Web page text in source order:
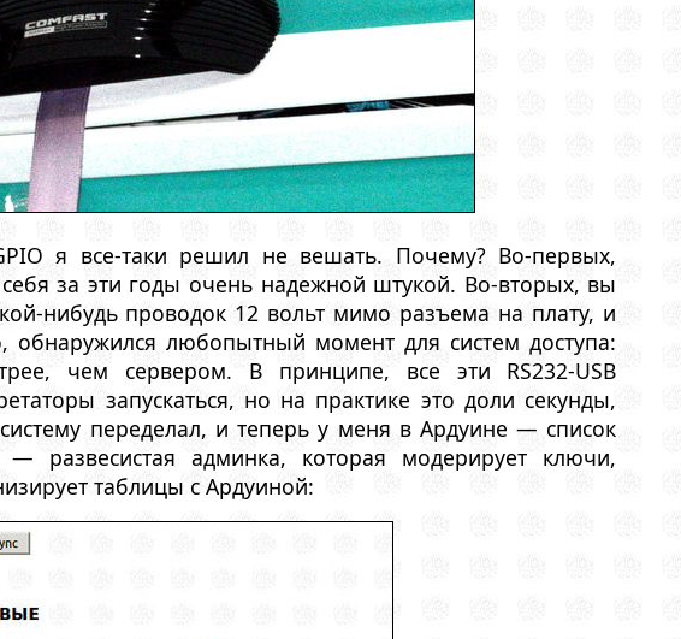
я все-таки решил не вешать. Почему? Во-первых,
за эти годы очень надежной штукой. Во-вторых, вы
нибудь проводок 12 вольт мимо разъема на плату, и
любопытный момент для систем доступа:
чем сервером. В принципе, все эти RS232-USB
запускаться, но на практике это доли секунды,
переделал, и теперь у меня в Ардуине — список
админка, которая модерирует ключи,
таблицы с Ардуиной: